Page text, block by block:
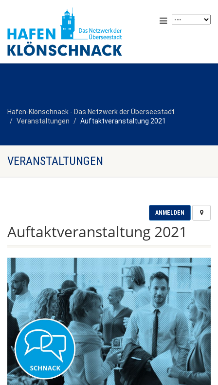
Hafen-Klönschnack - Das Netzwerk der Überseestadt
Veranstaltungen
Auftaktveranstaltung 2021
VERANSTALTUNGEN
ANMELDEN
Auftaktveranstaltung 2021